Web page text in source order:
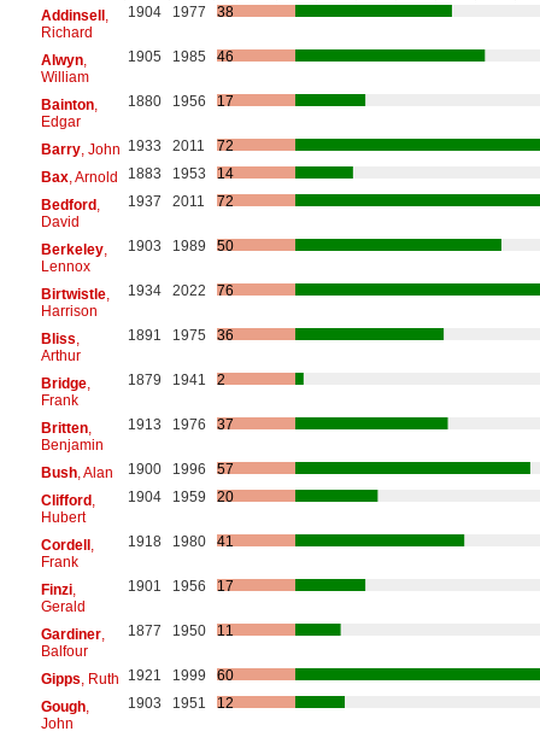
Addinsell,
Richard
1904 1977 38
Alwyn,
William
1905 1985 46
Bainton,
Edgar
1880 1956 17
Barry, John 1933 2011
72
Bax, Arnold 1883 1953
14
Bedford,
David
1937 2011 72
Berkeley,
Lennox
1903 1989 50
Birtwistle,
Harrison
1934 2022 76
Bliss
Arthur
1891 1975 36
Bridge,
Frank
1879 1941 2
Britten,
Benjamin
1913 1976 37
Bush, Alan 1900 1996
57
Clifford,
Hubert
1904 1959 20
Cordell,
Frank
1918 1980 41
Finzi,
Gerald
1901 1956 17
Gardiner,
Balfour
1877 1950 11
Gipps , Ruth 1921 1999
60
Gough,
John
1903 1951 12